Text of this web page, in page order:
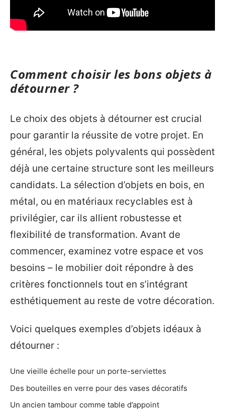
Comment choisir les bons objets à
détourner ?
Le choix des objets à détourner est crucial
pour garantir la réussite de votre projet. En
général, les objets polyvalents qui possèdent
déjà une certaine structure sont les meilleurs
candidats. La sélection d’objets en bois, en
métal, ou en matériaux recyclables est à
privilégier, car ils allient robustesse et
flexibilité de transformation. Avant de
commencer, examinez votre espace et vos
besoins – le mobilier doit répondre à des
critères fonctionnels tout en s’intégrant
esthétiquement au reste de votre décoration.
Voici quelques exemples d’objets idéaux à
détourner :
Une vieille échelle pour un porte-serviettes
Des bouteilles en verre pour des vases décoratifs
Un ancien tambour comme table d’appoint